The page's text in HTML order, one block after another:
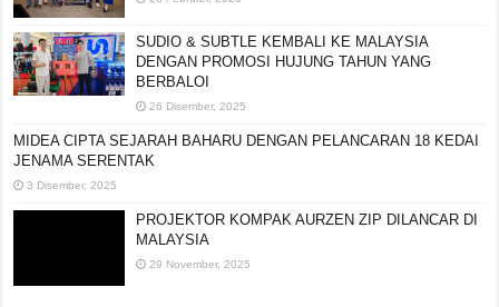
SUDIO & SUBTLE KEMBALI KE MALAYSIA
DENGAN PROMOSI HUJUNG TAHUN YANG
BERBALOI
MIDEA CIPTA SEJARAH BAHARU DENGAN PELANCARAN 18 KEDAI
JENAMA SERENTAK
PROJEKTOR KOMPAK AURZEN ZIP DILANCAR DI
MALAYSIA